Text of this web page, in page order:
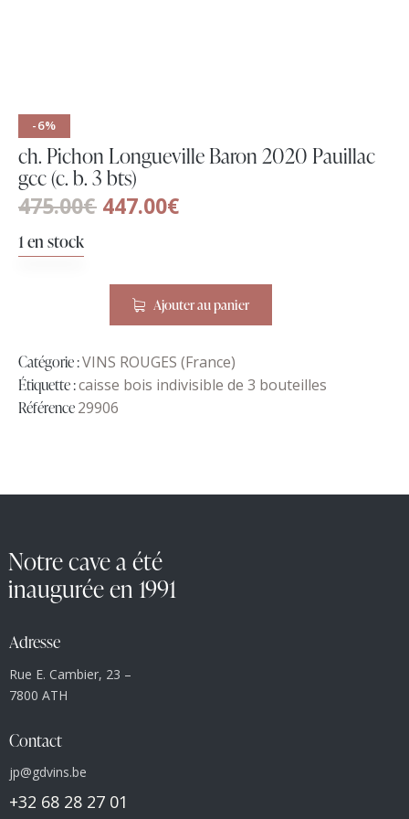
-6%
ch. Pichon Longueville Baron 2020 Pauillac
gcc (c. b. 3 bts)
475.00€ 447.00€
1 en stock
Ajouter au panier
Catégorie :VINS ROUGES (France)
Étiquette :caisse bois indivisible de 3 bouteilles
Référence29906
Notre cave a été
inaugurée en 1991
Adresse
Rue E. Cambier, 23 –
7800 ATH
Contact
jp@gdvins.be
+32 68 28 27 01